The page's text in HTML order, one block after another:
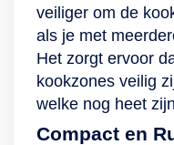
veiliger om de
als je met
Het zorgt ervoor
kookzones veilig
welke nog heet
Compact en